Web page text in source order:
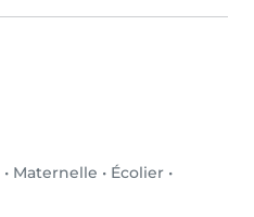
• Maternelle • Écolier •